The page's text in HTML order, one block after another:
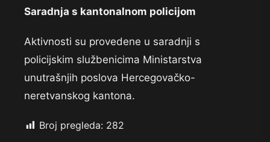
Saradnja s kantonalnom policijom
Aktivnosti su provedene u saradnji s
policijskim službenicima Ministarstva
unutrašnjih poslova Hercegovačko-
neretvanskog kantona.
Broj pregleda: 282